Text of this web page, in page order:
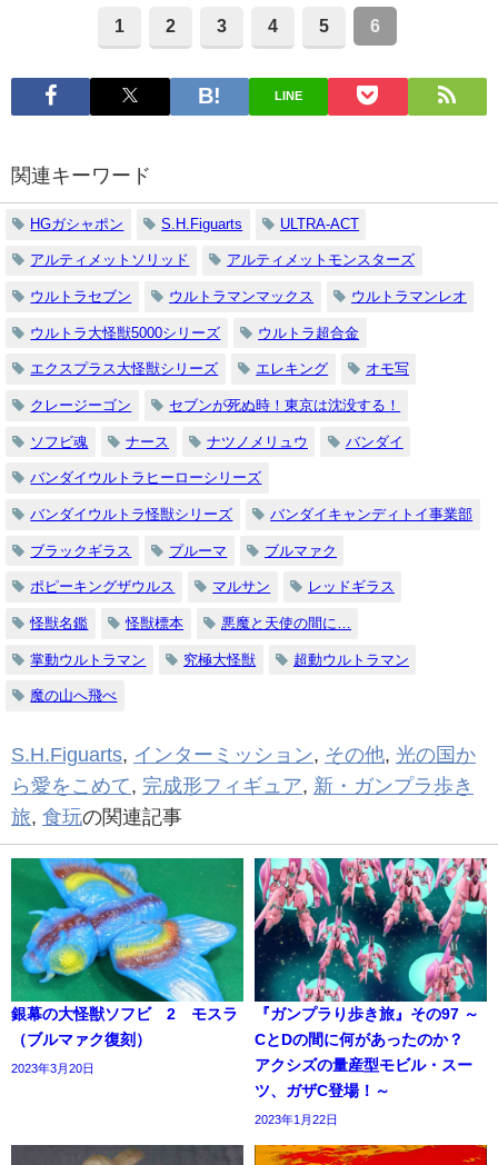
1 2 3 4 5 6
LINE
関連キーワード
HGガシャポン S.H.Figuarts ULTRA-ACT
アルティメットソリッド アルティメットモンスターズ
ウルトラセブン ウルトラマンマックス ウルトラマンレオ
ウルトラ大怪獣5000シリーズ ウルトラ超合金
エクスプラス大怪獣シリーズ エレキング オモ写
クレージーゴン セブンが死ぬ時！東京は沈没する！
ソフビ魂 ナース ナツノメリュウ バンダイ
バンダイウルトラヒーローシリーズ
バンダイウルトラ怪獣シリーズ バンダイキャンディトイ事業部
ブラックギラス プルーマ ブルマァク
ポピーキングザウルス マルサン レッドギラス
怪獣名鑑 怪獣標本 悪魔と天使の間に…
掌動ウルトラマン 究極大怪獣 超動ウルトラマン
魔の山へ飛べ
S.H.Figuarts, インターミッション, その他, 光の国か
ら愛をこめて, 完成形フィギュア, 新・ガンプラ歩き
旅, 食玩の関連記事
銀幕の大怪獣ソフビ 2 モスラ
（ブルマァク復刻）
2023年3月20日
『ガンプラり歩き旅』その97 ～
CとDの間に何があったのか？
アクシズの量産型モビル・スー
ツ、ガザC登場！～
2023年1月22日